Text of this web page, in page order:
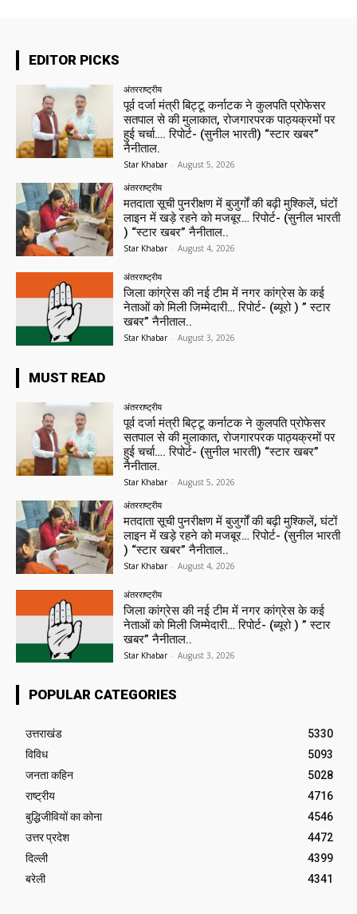
EDITOR PICKS
अंतरराष्ट्रीय
पूर्व दर्जा मंत्री बिट्टू कर्नाटक ने कुलपति प्रोफेसर
सतपाल से की मुलाकात, रोजगारपरक पाठ्यक्रमों पर
हुई चर्चा…. रिपोर्ट- (सुनील भारती) “स्टार खबर”
नैनीताल.
Star Khabar - August 5, 2026
अंतरराष्ट्रीय
मतदाता सूची पुनरीक्षण में बुजुर्गों की बढ़ी मुश्किलें, घंटों
लाइन में खड़े रहने को मजबूर… रिपोर्ट- (सुनील भारती
) “स्टार खबर” नैनीताल..
Star Khabar - August 4, 2026
अंतरराष्ट्रीय
जिला कांग्रेस की नई टीम में नगर कांग्रेस के कई
नेताओं को मिली जिम्मेदारी… रिपोर्ट- (ब्यूरो ) ” स्टार
खबर” नैनीताल..
Star Khabar - August 3, 2026
MUST READ
अंतरराष्ट्रीय
पूर्व दर्जा मंत्री बिट्टू कर्नाटक ने कुलपति प्रोफेसर
सतपाल से की मुलाकात, रोजगारपरक पाठ्यक्रमों पर
हुई चर्चा…. रिपोर्ट- (सुनील भारती) “स्टार खबर”
नैनीताल.
Star Khabar - August 5, 2026
अंतरराष्ट्रीय
मतदाता सूची पुनरीक्षण में बुजुर्गों की बढ़ी मुश्किलें, घंटों
लाइन में खड़े रहने को मजबूर… रिपोर्ट- (सुनील भारती
) “स्टार खबर” नैनीताल..
Star Khabar - August 4, 2026
अंतरराष्ट्रीय
जिला कांग्रेस की नई टीम में नगर कांग्रेस के कई
नेताओं को मिली जिम्मेदारी… रिपोर्ट- (ब्यूरो ) ” स्टार
खबर” नैनीताल..
Star Khabar - August 3, 2026
POPULAR CATEGORIES
उत्तराखंड
5330
विविध
5093
जनता कहिन
5028
राष्ट्रीय
4716
बुद्धिजीवियों का कोना
4546
उत्तर प्रदेश
4472
दिल्ली
4399
बरेली
4341